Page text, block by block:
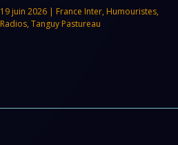
19 juin 2026| France Inter, Humouristes,
Radios, Tanguy Pastureau